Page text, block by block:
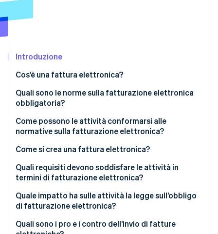
Radar
Costituzione di start-up
Rimozione del carbonio
Identity
Verifica online dell'identità
Scopri come Stripe sta costruendo l'infrastruttura
Guarda ora
Introduzione
Cos’è una fattura elettronica?
XRechnung: la legge tedesca sulla fatturazione
elettronica
Quali sono le norme sulla fatturazione elettronica
obbligatoria?
Come possono le attività conformarsi alle
normative sulla fatturazione elettronica?
Come si crea una fattura elettronica?
Guida dettagliata alla creazione di una fattura
elettronica in formato XML
Quali requisiti devono soddisfare le attività in
termini di fatturazione elettronica?
Quale impatto ha sulle attività la legge sull’obbligo
di fatturazione elettronica?
Quali sono i pro e i contro dell’invio di fatture